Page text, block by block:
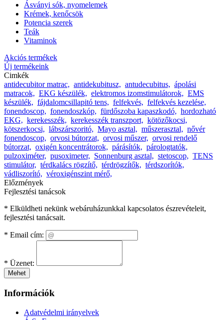
Ásványi sók, nyomelemek
Krémek, kenőcsök
Potencia szerek
Teák
Vitaminok
Akciós termékek
Új termékeink
Cimkék
antidecubitor matrac, antidekubitusz, antudecubitus, ápolási
matracok, EKG készülék, elektromos izomstimulátorok, EMS
készülék, fájdalomcsillapitó tens, felfekvés, felfekvés kezelése,
fonendoscop, fonendoszkóp, fürdőszoba kapaszkodó, hordozható
EKG, kerekesszék, kerekesszék transzport, kötözőkocsi,
kötszerkocsi, lábszárszoritó, Mayo asztal, műszerasztal, nővér
fonendoscop, orvosi bútorzat, orvosi műszer, orvosi rendelő
bútorzat, oxigén koncentrátorok, párásítók, párologtatók,
pulzoximéter, pusoximeter, Sonnenburg asztal, stetoscop, TENS
stimulátor, térdkalács rögzítő, térdrögzítők, térdszorítók,
vádliszorító, véroxigénszint mérő,
Előzmények
Fejlesztési tanácsok
* Elküldheti nekünk webáruházunkkal kapcsolatos észrevételeit,
fejlesztési tanácsait.
* Email cím:
* Üzenet:
Mehet
Információk
Adatvédelmi irányelvek